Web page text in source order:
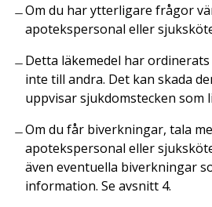
Om du har ytterligare frågor
apotekspersonal eller
Detta läkemedel har
inte till andra. Det kan skada
uppvisar sjukdomstecken som
Om du får biverkningar, tala
apotekspersonal eller
även eventuella biverkningar
information. Se avsnitt 4.